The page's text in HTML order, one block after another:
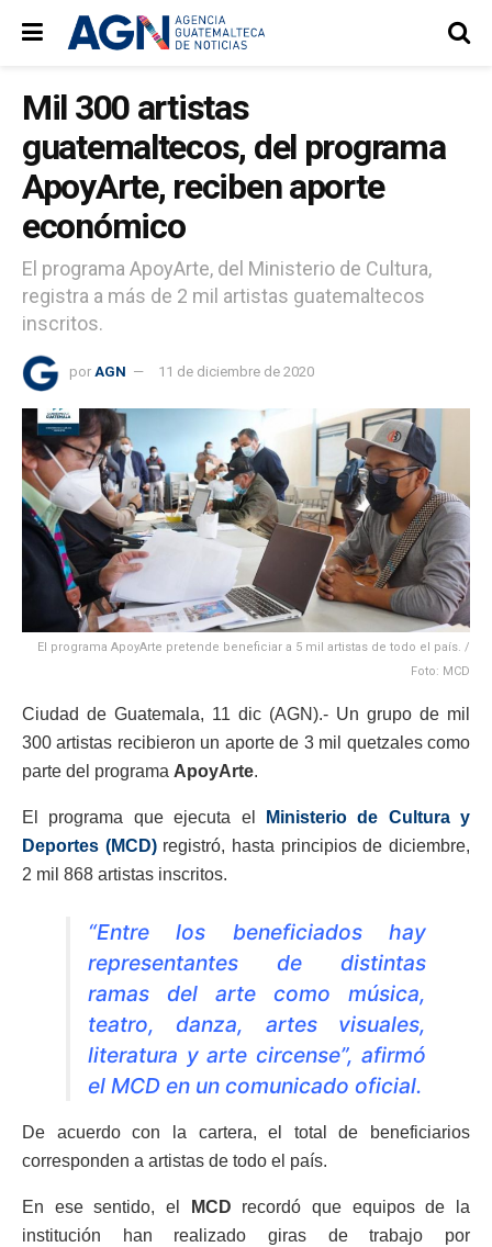
Mil 300 artistas
guatemaltecos, del programa
ApoyArte, reciben aporte
económico
El programa ApoyArte, del Ministerio de Cultura,
registra a más de 2 mil artistas guatemaltecos
inscritos.
por AGN 11 de diciembre de 2020
El programa ApoyArte pretende beneficiar a 5 mil artistas de todo el país. /
Foto: MCD
Ciudad de Guatemala, 11 dic (AGN).- Un grupo de mil
300 artistas recibieron un aporte de 3 mil quetzales como
parte del programa ApoyArte.
El programa que ejecuta el
Ministerio de Cultura y
Deportes (MCD)registró, hasta principios de diciembre,
2 mil 868 artistas inscritos.
“Entre los beneficiados hay
representantes de distintas
ramas del arte como música,
teatro, danza, artes visuales,
literatura y arte circense”, afirmó
el MCD en un comunicado oficial.
De acuerdo con la cartera, el total de beneficiarios
corresponden a artistas de todo el país.
En ese sentido, el MCD recordó que equipos de la
institución han realizado giras de trabajo por